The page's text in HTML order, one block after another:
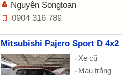
Nguyên Songtoan
0904 316 789
Mitsubishi Pajero Sport D 4x2
Xe cũ
Màu trắng